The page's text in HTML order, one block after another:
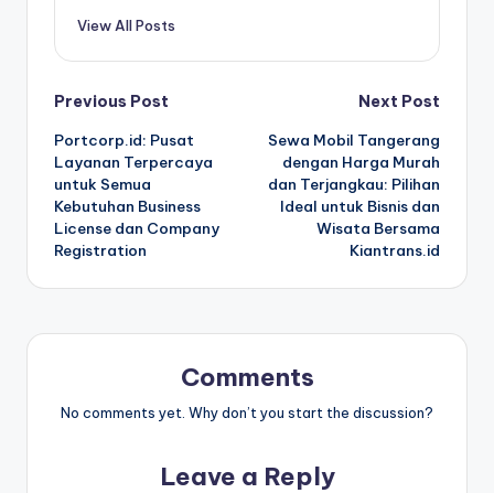
View All Posts
Post
navigation
Previous Post
Portcorp.id: Pusat
Layanan Terpercaya
untuk Semua
Kebutuhan Business
License dan Company
Registration
Next Post
Sewa Mobil Tangerang
dengan Harga Murah
dan Terjangkau: Pilihan
Ideal untuk Bisnis dan
Wisata Bersama
Kiantrans.id
Comments
No comments yet. Why don’t you start the discussion?
Leave a Reply